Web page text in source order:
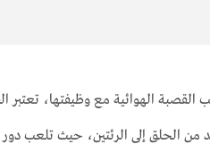
القصبة الهوائية مع وظيفتها، تعتبر
من الحلق إلى الرئتين، حيث تلعب دور